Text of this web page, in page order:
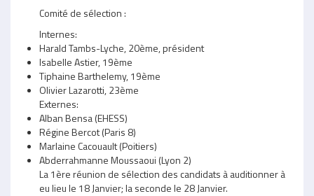
Comité de sélection :
Internes:
Harald Tambs-Lyche, 20ème, président
Isabelle Astier, 19ème
Tiphaine Barthelemy, 19ème
Olivier Lazarotti, 23ème
Externes:
Alban Bensa (EHESS)
Régine Bercot (Paris 8)
Marlaine Cacouault (Poitiers)
Abderrahmanne Moussaoui (Lyon 2)
La 1ère réunion de sélection des candidats à auditionner à
eu lieu le 18 Janvier; la seconde le 28 Janvier.